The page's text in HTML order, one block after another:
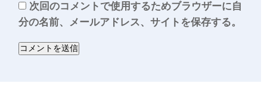
次回のコメントで使用するためブラウザーに自
分の名前、メールアドレス、サイトを保存する。